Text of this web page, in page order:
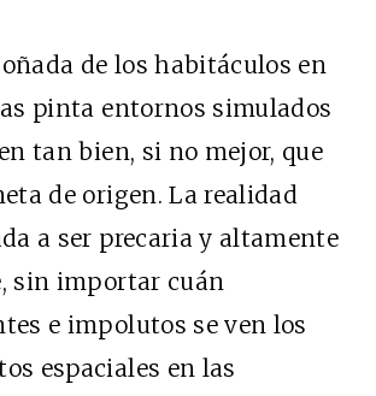
de los habitáculos en
pinta entornos simulados
tan bien, si no mejor, que
de origen. La realidad
a ser precaria y altamente
sin importar cuán
e impolutos se ven los
espaciales en las